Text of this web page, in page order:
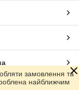
замовлення та
найближчим